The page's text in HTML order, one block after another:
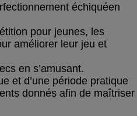
échiquéen
pour jeunes, les
améliorer leur jeu et
en s’amusant.
et d’une période pratique
donnés afin de maîtriser